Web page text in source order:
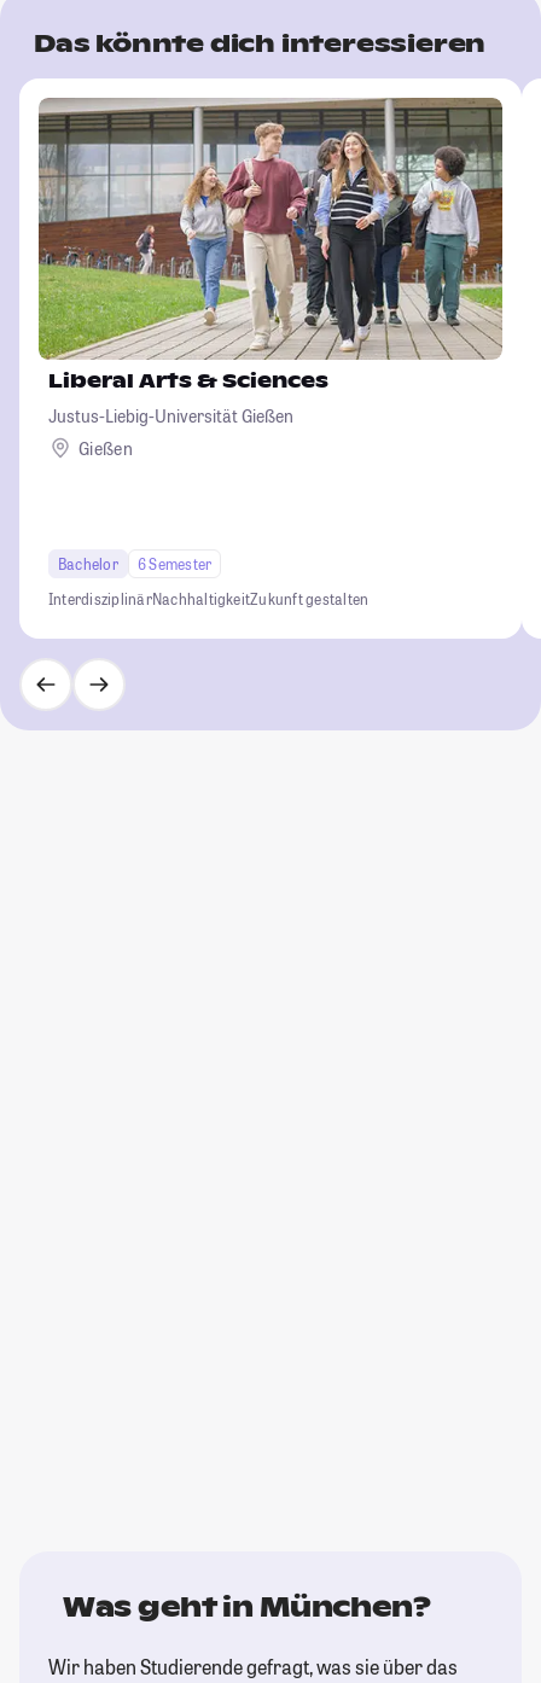
Das könnte dich interessieren
Liberal Arts & Sciences
Justus-Liebig-Universität Gießen
Gießen
Bachelor
6 Semester
InterdisziplinärNachhaltigkeitZukunft gestalten
Was geht in München?
Wir haben Studierende gefragt, was sie über das